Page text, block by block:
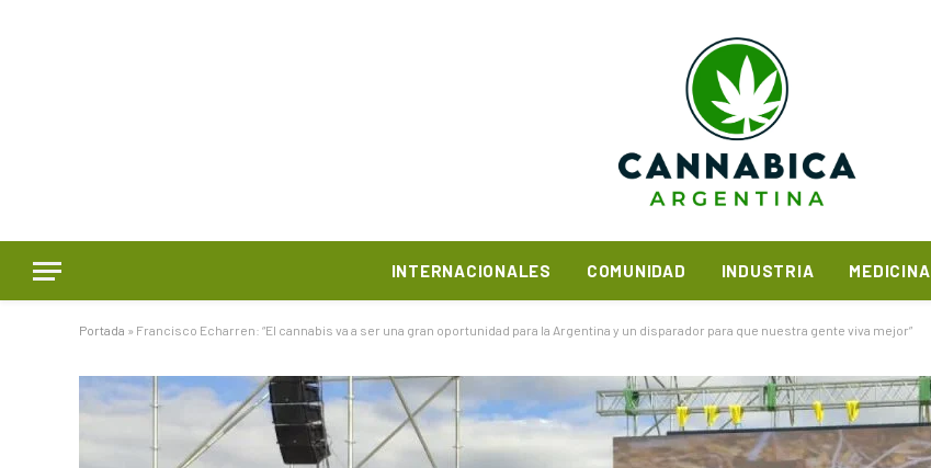
INTERNACIONALES COMUNIDAD INDUSTRIA MEDICINA
Portada » Francisco Echarren: “El cannabis va a ser una gran oportunidad para la Argentina y un disparador para que nuestra gente viva mejor”